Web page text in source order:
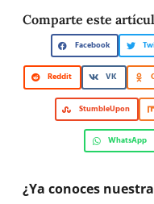
Comparte este
Facebook
Reddit VK
StumbleUpon
WhatsApp
¿Ya conoces